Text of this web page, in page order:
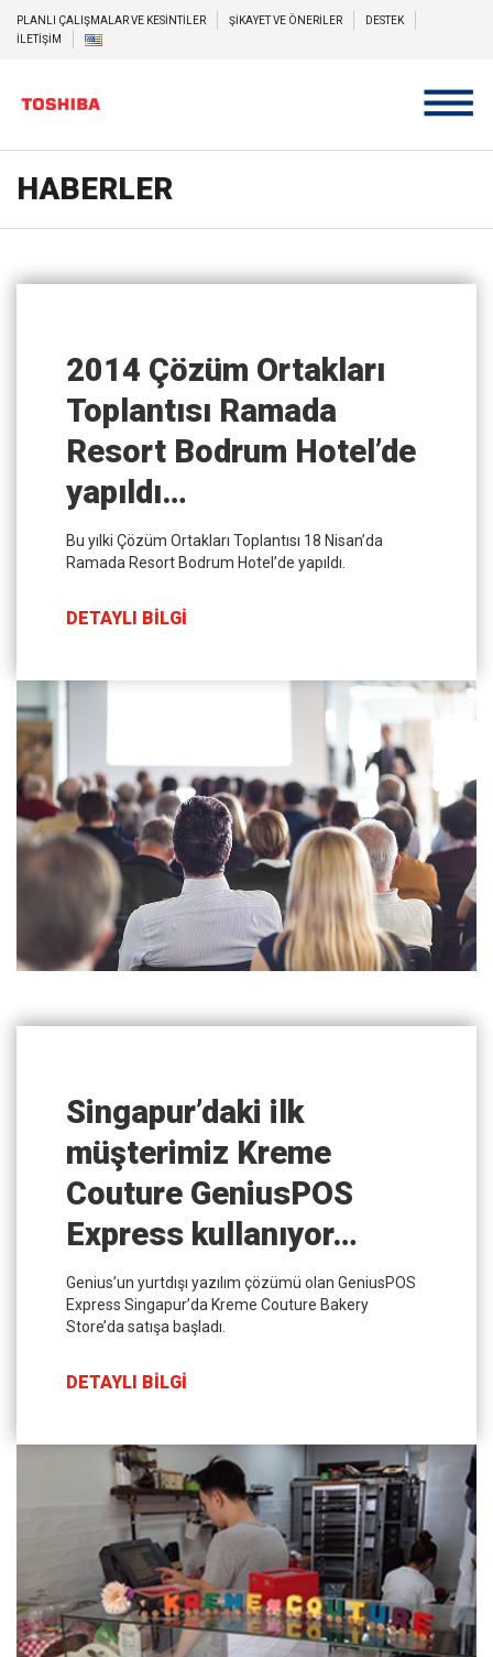
PLANLI ÇALIŞMALAR VE KESİNTİLER ŞİKAYET VE ÖNERİLER
DESTEK
İLETİŞİM
HABERLER
2014 Çözüm Ortakları
Toplantısı Ramada
Resort Bodrum Hotel’de
yapıldı…
Bu yılki Çözüm Ortakları Toplantısı 18 Nisan’da
Ramada Resort Bodrum Hotel’de yapıldı.
DETAYLI BİLGİ
Singapur’daki ilk
müşterimiz Kreme
Couture GeniusPOS
Express kullanıyor…
Genius’un yurtdışı yazılım çözümü olan GeniusPOS
Express Singapur’da Kreme Couture Bakery
Store’da satışa başladı.
DETAYLI BİLGİ